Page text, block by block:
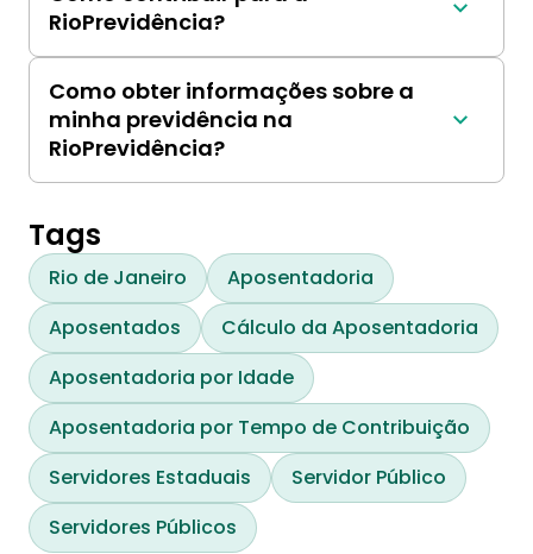
RioPrevidência?
Os servidores públicos contribuem para a
RioPrevidência por meio de descontos
regulares em seus salários.
Como obter informações sobre a
minha previdência na
RioPrevidência?
Os servidores públicos podem obter
RioPrevidência por meio do site oficial,
telefone ou presencialmente nas agências da
autarquia.
Tags
Rio de Janeiro
Aposentadoria
Aposentados
Cálculo da Aposentadoria
Aposentadoria por Idade
Aposentadoria por Tempo de Contribuição
Servidores Estaduais
Servidor Público
Servidores Públicos